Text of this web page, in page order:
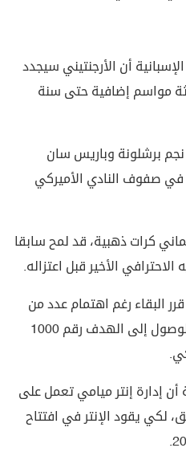
أن الأرجنتيني سيجدد
مواسم إضافية حتى سنة
برشلونة وباريس سان
في صفوف النادي الأميركي
كرات ذهبية، قد لمح سابقا
الأخير قبل اعتزاله.
البقاء رغم اهتمام عدد من
الأندية بضمه، كما أنه يتطلع للوصول إلى الهدف رقم 1000
إدارة إنتر ميامي تعمل على
لكي يقود الإنتر في افتتاح